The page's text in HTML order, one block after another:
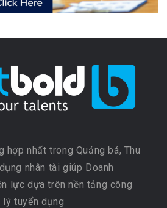
hợp nhất trong Quảng bá, Thu
nhân tài giúp Doanh
lực dựa trên nền tảng công
lý tuyển dụng